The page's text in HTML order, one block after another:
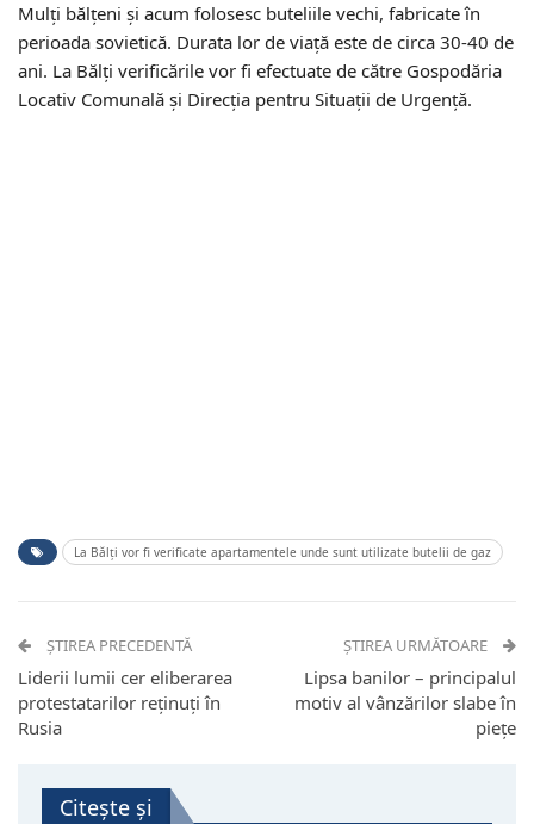
Mulți bălțeni și acum folosesc buteliile vechi, fabricate în
perioada sovietică. Durata lor de viață este de circa 30-40 de
ani. La Bălți verificările vor fi efectuate de către Gospodăria
Locativ Comunală și Direcția pentru Situații de Urgență.
La Bălți vor fi verificate apartamentele unde sunt utilizate butelii de gaz
ȘTIREA PRECEDENTĂ
Liderii lumii cer eliberarea
protestatarilor reținuți în
Rusia
ȘTIREA URMĂTOARE
Lipsa banilor – principalul
motiv al vânzărilor slabe în
piețe
Citește și